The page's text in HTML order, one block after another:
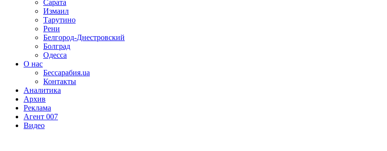
Сарата
Измаил
Тарутино
Рени
Белгород-Днестровский
Болград
Одесса
О нас
Бессарабия.ua
Контакты
Аналитика
Архив
Реклама
Агент 007
Видео